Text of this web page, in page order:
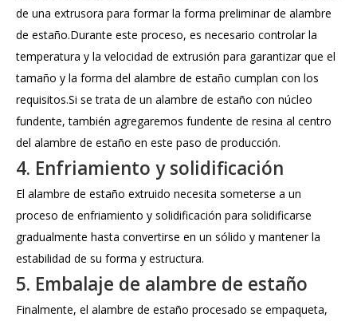
de una extrusora para formar la forma preliminar de alambre
de estaño.Durante este proceso, es necesario controlar la
temperatura y la velocidad de extrusión para garantizar que el
tamaño y la forma del alambre de estaño cumplan con los
requisitos.Si se trata de un alambre de estaño con núcleo
fundente, también agregaremos fundente de resina al centro
del alambre de estaño en este paso de producción.
4. Enfriamiento y solidificación
El alambre de estaño extruido necesita someterse a un
proceso de enfriamiento y solidificación para solidificarse
gradualmente hasta convertirse en un sólido y mantener la
estabilidad de su forma y estructura.
5. Embalaje de alambre de estaño
Finalmente, el alambre de estaño procesado se empaqueta,